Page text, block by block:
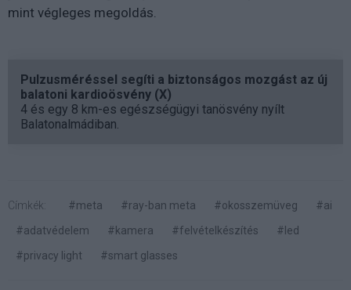
mint végleges megoldás.
Pulzusméréssel segíti a biztonságos mozgást az új
balatoni kardioösvény (X)
4 és egy 8 km-es egészségügyi tanösvény nyílt
Balatonalmádiban.
Címkék: #meta #ray-ban meta #okosszemüveg
#ai
#adatvédelem
#kamera #felvételkészítés
#led
#privacy light
#smart glasses